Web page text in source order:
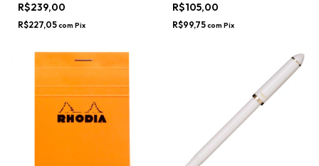
R$239,00
R$227,05com Pix
R$105,00
R$99,75com Pix